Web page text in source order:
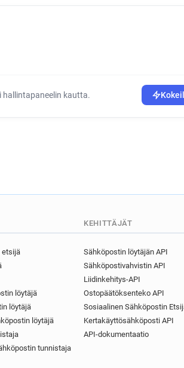
hallintapaneelin kautta.
etsijä
löytäjä
löytäjä
löytäjä
tunnistaja
KEHITTÄJÄT
Sähköpostin löytäjän API
Sähköpostivahvistin API
Liidinkehitys-API
Ostopäätöksenteko API
Sosiaalinen Sähköpostin
Kertakäyttösähköposti API
API-dokumentaatio